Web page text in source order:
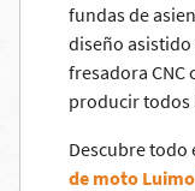
fundas de
diseño asistido
fresadora
producir todos
Descubre todo
de moto